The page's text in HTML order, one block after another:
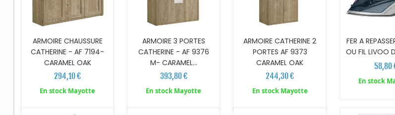
ARMOIRE CHAUSSURE
CATHERINE - AF 7194-
CARAMEL OAK
294,10 €
En stock Mayotte
ARMOIRE 3 PORTES
CATHERINE - AF 9376
M- CARAMEL...
393,80 €
En stock Mayotte
ARMOIRE CATHERINE 2
PORTES AF 9373
CARAMEL OAK
244,30 €
En stock Mayotte
FER A
OU FIL LIVOO
58,80
En stock
AJOUTER AU PANIER AJOUTER AU PANIER AJOUTER AU PANIER AJOUTER